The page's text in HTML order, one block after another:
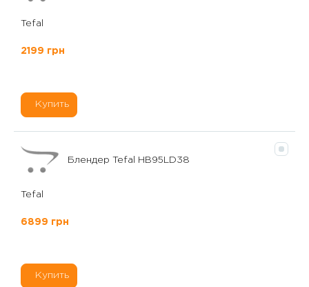
Tefal
2199 грн
Купить
Блендер Tefal HB95LD38
Tefal
6899 грн
Купить